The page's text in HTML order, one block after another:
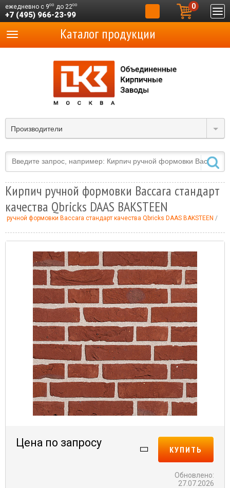
ежедневно с 900 до 2200
+7 (495) 966-23-99
0
Производители
Каталог продукции
Кирпич ручной формовки Baccara стандарт
качества Qbricks DAAS BAKSTEEN
ручной формовки Baccara стандарт качества Qbricks DAAS BAKSTEEN
Цена по запросу
КУПИТЬ
Обновлено:
27.07.2026